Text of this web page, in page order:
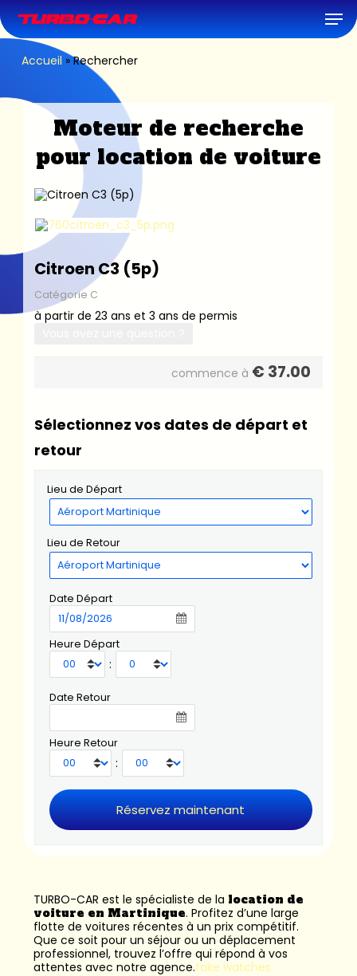
to
main
content
Accueil »Rechercher
Moteur de recherche
pour location de voiture
Citroen C3 (5p)
Catégorie C
à partir de 23 ans et 3 ans de permis
commence à € 37.00
Sélectionnez vos dates de départ et
retour
Lieu de Départ
Lieu de Retour
Date Départ
Heure Départ
:
Date Retour
Heure Retour
:
TURBO-CAR est le spécialiste de la location de
voiture en Martinique. Profitez d’une large
flotte de voitures récentes à un prix compétitif.
Que ce soit pour un séjour ou un déplacement
professionnel, trouvez l’offre qui répond à vos
attentes avec notre agence.fake watches